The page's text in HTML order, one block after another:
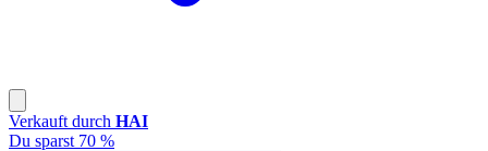
Verkauft durch HAI
Du sparst 70 %